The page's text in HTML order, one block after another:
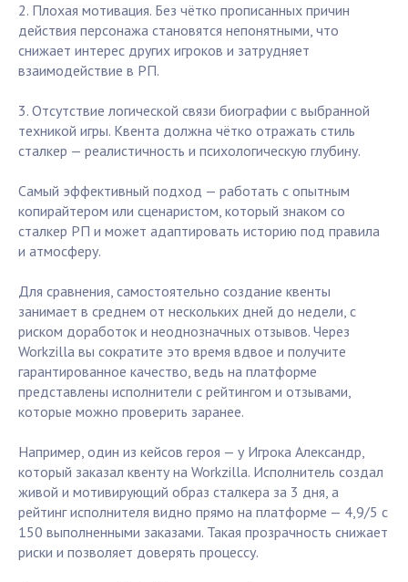
2. Плохая мотивация. Без чётко прописанных причин
действия персонажа становятся непонятными, что
снижает интерес других игроков и затрудняет
взаимодействие в РП.
3. Отсутствие логической связи биографии с выбранной
техникой игры. Квента должна чётко отражать стиль
сталкер — реалистичность и психологическую глубину.
Самый эффективный подход — работать с опытным
копирайтером или сценаристом, который знаком со
сталкер РП и может адаптировать историю под правила
и атмосферу.
Для сравнения, самостоятельно создание квенты
занимает в среднем от нескольких дней до недели, с
риском доработок и неоднозначных отзывов. Через
Workzilla вы сократите это время вдвое и получите
гарантированное качество, ведь на платформе
представлены исполнители с рейтингом и отзывами,
которые можно проверить заранее.
Например, один из кейсов героя — у Игрока Александр,
который заказал квенту на Workzilla. Исполнитель создал
живой и мотивирующий образ сталкера за 3 дня, а
рейтинг исполнителя видно прямо на платформе — 4,9/5 с
150 выполненными заказами. Такая прозрачность снижает
риски и позволяет доверять процессу.